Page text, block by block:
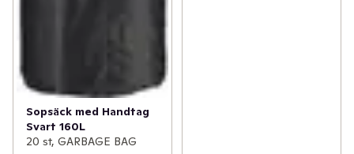
Sopsäck med Handtag
Svart 160L
20 st, GARBAGE BAG